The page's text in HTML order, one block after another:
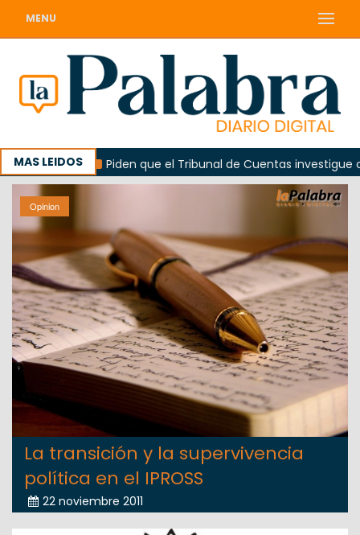
MENU
MAS LEIDOSPiden que el Tribunal de Cuentas investigue
Opinion
La transición y la supervivencia
política en el IPROSS
22 noviembre 2011